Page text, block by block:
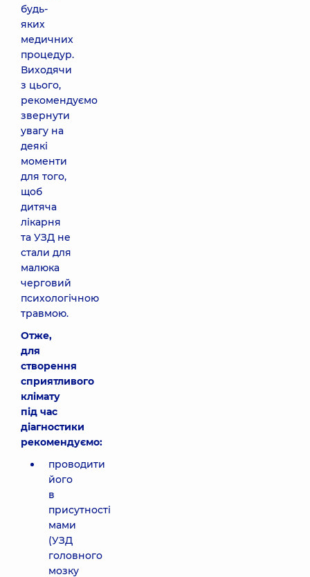
будь-
яких
медичних
процедур.
Виходячи
з цього,
рекомендуємо
звернути
увагу на
деякі
моменти
для того,
щоб
дитяча
лікарня
та УЗД не
стали для
малюка
черговий
психологічною
травмою.
Отже,
для
створення
сприятливого
клімату
під час
діагностики
рекомендуємо:
проводити
його
в
присутності
мами
(УЗД
головного
мозку